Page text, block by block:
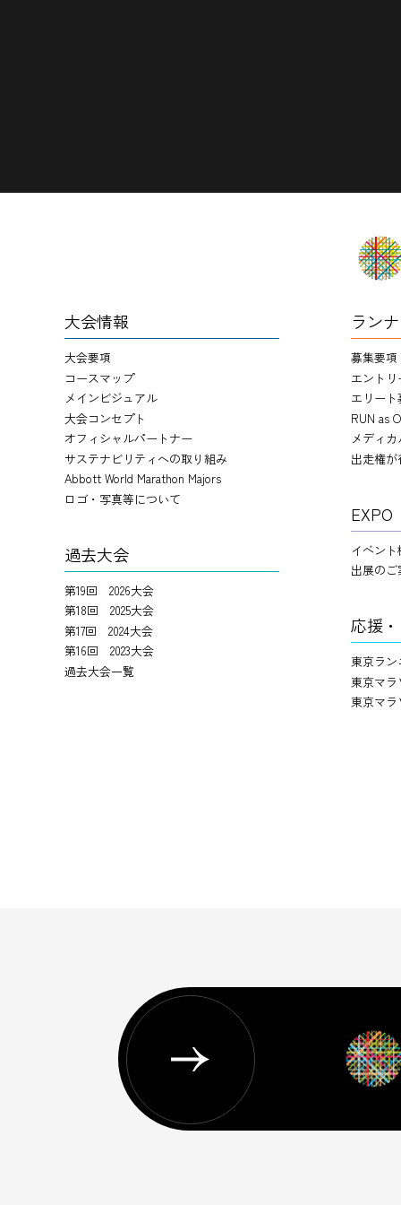
大会情報
大会要項
コースマップ
メインビジュアル
大会コンセプト
オフィシャルパートナー
サステナビリティへの取り組み
Abbott World Marathon Majors
ロゴ・写真等について
過去大会
第19回 2026大会
第18回 2025大会
第17回 2024大会
第16回 2023大会
過去大会一覧
ラン
募集要項
エント
エリー
RUN as
メディ
出走権
EXPO
イベント
出展のご
応援
東京ラン
東京マラ
東京マラ